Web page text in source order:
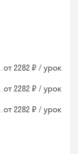
от 2282 ₽ / урок
от 2282 ₽ / урок
от 2282 ₽ / урок